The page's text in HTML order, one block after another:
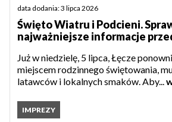
data dodania: 3 lipca 2026
Święto Wiatru i Podcieni.
najważniejsze informacje
Już w niedzielę, 5 lipca, Łęcze
miejscem rodzinnego świętowania,
latawców i lokalnych smaków. Aby...
IMPREZY